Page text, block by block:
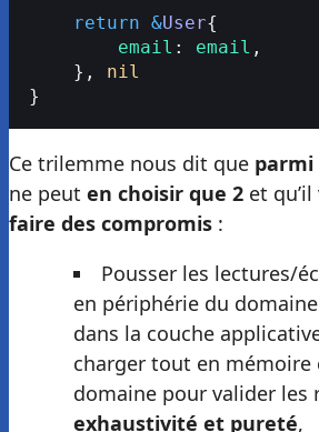
    return
&User{
        email
: email ,
    },
nil
}
Ce trilemme nous dit que parmi
ne peut en choisir que 2 et
faire des compromis :
Pousser les lectures/
en périphérie du
dans la couche
charger tout en mémoire
domaine pour valider les
exhaustivité et pureté,